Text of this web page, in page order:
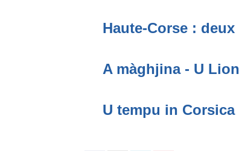
Haute-Corse :
A màghjina - U
U tempu in Corsica